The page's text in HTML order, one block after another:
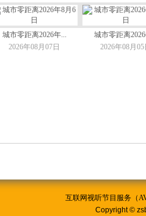
城市零距离2026年...
2026年08月07日
城市零距离
2026年08月05
互联网视听节目服务（
Copyright ©